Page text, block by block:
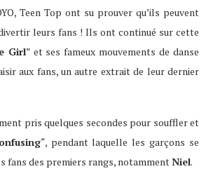
Teen Top ont su prouver qu’ils peuvent
leurs fans ! Ils ont continué sur cette
Girl” et ses fameux mouvements de danse
aux fans, un autre extrait de leur dernier
pris quelques secondes pour souffler et
“, pendant laquelle les garçons se
fans des premiers rangs, notamment Niel.